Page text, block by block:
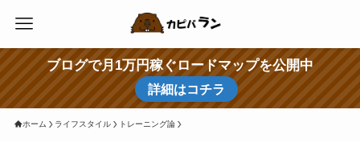
ブログで月1万円稼ぐロードマップを公開中
詳細はコチラ
ホーム ライフスタイル トレーニング論